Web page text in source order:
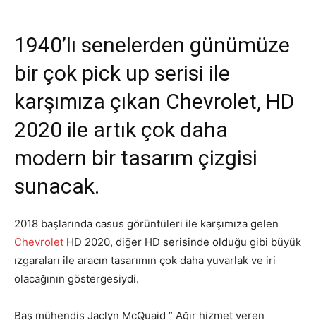
1940’lı senelerden günümüze
bir çok pick up serisi ile
karşımıza çıkan Chevrolet, HD
2020 ile artık çok daha
modern bir tasarım çizgisi
sunacak.
2018 başlarında casus görüntüleri ile karşımıza gelen
Chevrolet HD 2020, diğer HD serisinde olduğu gibi büyük
ızgaraları ile aracın tasarımın çok daha yuvarlak ve iri
olacağının göstergesiydi.
Baş mühendis Jaclyn McQuaid ” Ağır hizmet veren